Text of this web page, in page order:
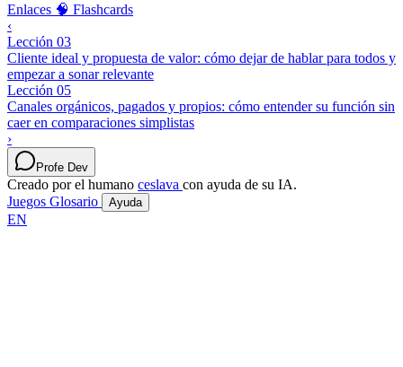
Enlaces 🧠 Flashcards
‹
Lección 03
Cliente ideal y propuesta de valor: cómo dejar de hablar para todos y
empezar a sonar relevante
Lección 05
Canales orgánicos, pagados y propios: cómo entender su función sin
caer en comparaciones simplistas
›
Profe Dev
Creado por el humano ceslava con ayuda de su IA.
Juegos Glosario Ayuda
EN